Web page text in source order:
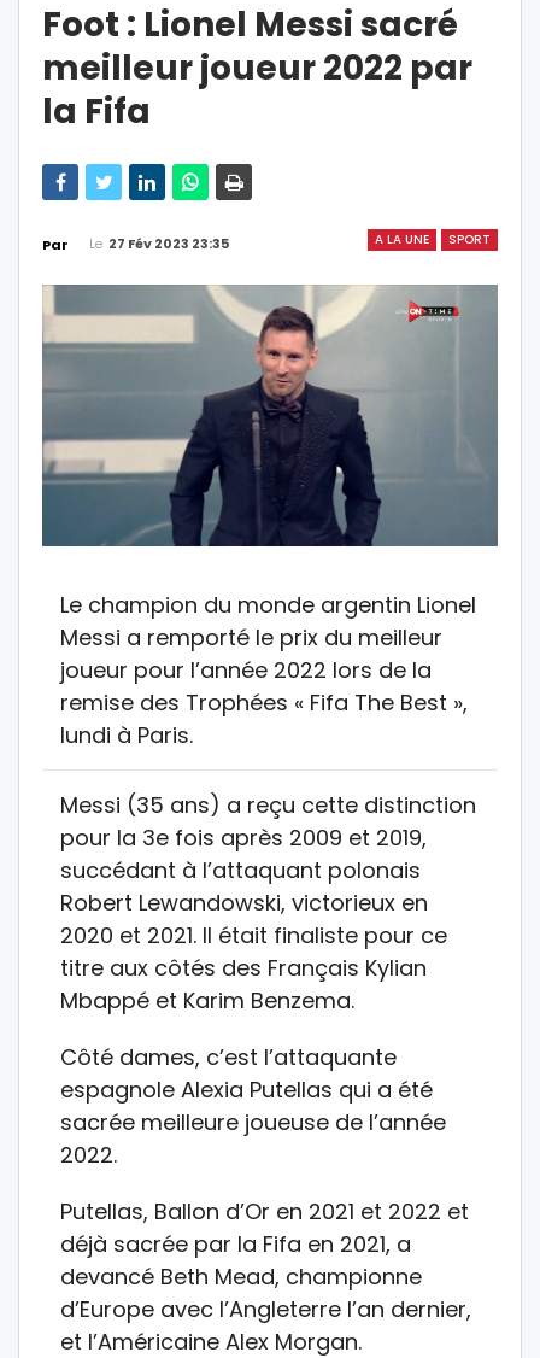
Foot : Lionel Messi sacré
meilleur joueur 2022 par
la Fifa
A LA UNE SPORT
Par Le 27 Fév 2023 23:35
Le champion du monde argentin Lionel
Messi a remporté le prix du meilleur
joueur pour l’année 2022 lors de la
remise des Trophées « Fifa The Best »,
lundi à Paris.
Messi (35 ans) a reçu cette distinction
pour la 3e fois après 2009 et 2019,
succédant à l’attaquant polonais
Robert Lewandowski, victorieux en
2020 et 2021. Il était finaliste pour ce
titre aux côtés des Français Kylian
Mbappé et Karim Benzema.
Côté dames, c’est l’attaquante
espagnole Alexia Putellas qui a été
sacrée meilleure joueuse de l’année
2022.
Putellas, Ballon d’Or en 2021 et 2022 et
déjà sacrée par la Fifa en 2021, a
devancé Beth Mead, championne
d’Europe avec l’Angleterre l’an dernier,
et l’Américaine Alex Morgan.